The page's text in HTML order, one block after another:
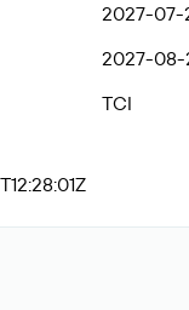
2027-07-
2027-08-
TCI